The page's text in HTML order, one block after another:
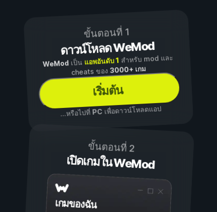
ขั้นตอนที่ 1
ดาวน์โหลด WeMod
WeModเป็น แอพอันดับ 1 สำหรับ mod และ
cheats ของ3000+ เกม
เริ่มต้น
...หรือไปที่ PCเพื่อดาวน์โหลดแอป
ขั้นตอนที่ 2
เปิดเกมใน WeMod
เกมของฉัน